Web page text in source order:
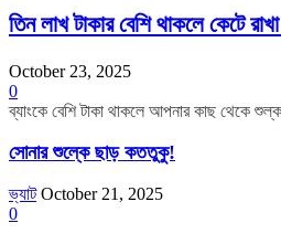
তিন লাখ টাকার বেশি থাকলে কেটে
October 23, 2025
0
ব্যাংকে বেশি টাকা থাকলে আপনার কাছ থেকে
সোনার শুল্কে ছাড় কততুকু!
ভ্যাট October 21, 2025
0